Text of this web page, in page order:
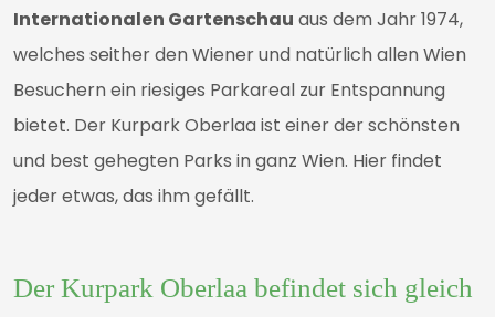
Internationalen Gartenschau aus dem Jahr 1974,
welches seither den Wiener und natürlich allen Wien
Besuchern ein riesiges Parkareal zur Entspannung
bietet. Der Kurpark Oberlaa ist einer der schönsten
und best gehegten Parks in ganz Wien. Hier findet
jeder etwas, das ihm gefällt.
Der Kurpark Oberlaa befindet sich gleich